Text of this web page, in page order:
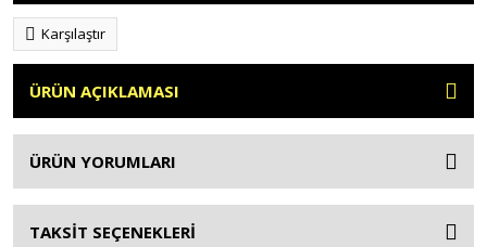
Karşılaştır
ÜRÜN AÇIKLAMASI
ÜRÜN YORUMLARI
TAKSİT SEÇENEKLERİ